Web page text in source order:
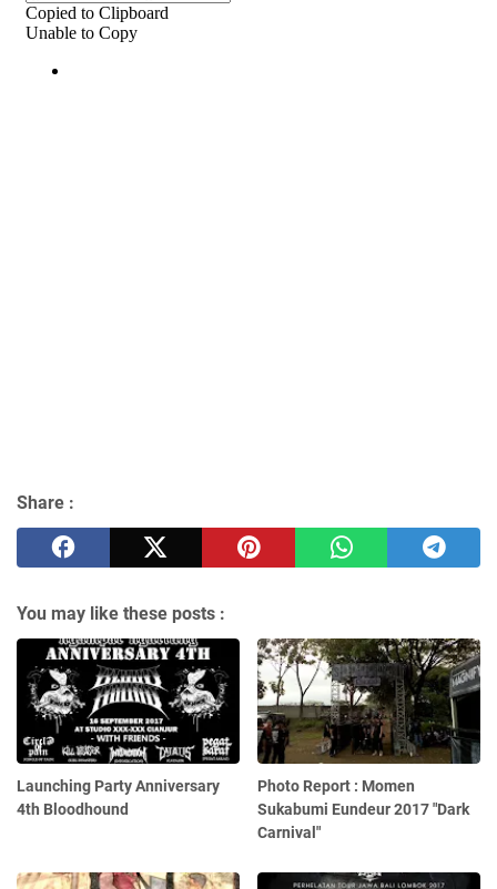
Share :
You may like these posts :
Launching Party Anniversary
4th Bloodhound
Photo Report : Momen
Sukabumi Eundeur 2017 "Dark
Carnival"